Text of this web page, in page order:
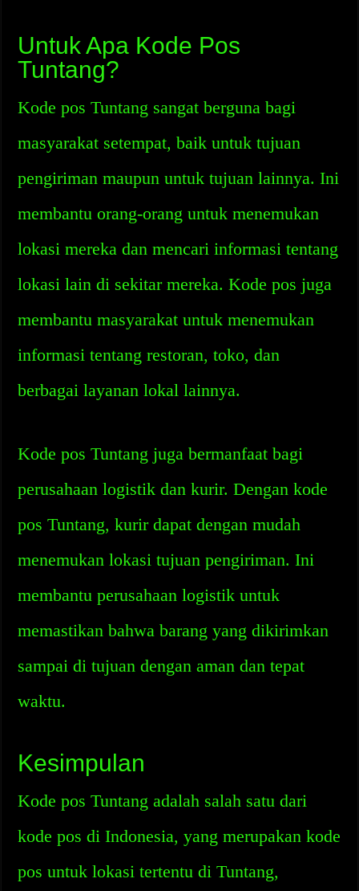
Untuk Apa Kode Pos
Tuntang?
Kode pos Tuntang sangat berguna bagi
masyarakat setempat, baik untuk tujuan
pengiriman maupun untuk tujuan lainnya. Ini
membantu orang-orang untuk menemukan
lokasi mereka dan mencari informasi tentang
lokasi lain di sekitar mereka. Kode pos juga
membantu masyarakat untuk menemukan
informasi tentang restoran, toko, dan
berbagai layanan lokal lainnya.
Kode pos Tuntang juga bermanfaat bagi
perusahaan logistik dan kurir. Dengan kode
pos Tuntang, kurir dapat dengan mudah
menemukan lokasi tujuan pengiriman. Ini
membantu perusahaan logistik untuk
memastikan bahwa barang yang dikirimkan
sampai di tujuan dengan aman dan tepat
waktu.
Kesimpulan
Kode pos Tuntang adalah salah satu dari
kode pos di Indonesia, yang merupakan kode
pos untuk lokasi tertentu di Tuntang,